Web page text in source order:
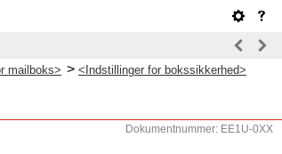
mailboks> > <Indstillinger for bokssikkerhed>
Dokumentnummer: EE1U-0XX